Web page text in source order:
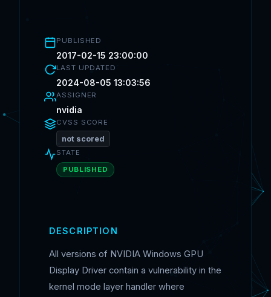
PUBLISHED
2017-02-15 23:00:00
LAST UPDATED
2024-08-05 13:03:56
ASSIGNER
nvidia
CVSS SCORE
not scored
STATE
PUBLISHED
DESCRIPTION
All versions of NVIDIA Windows GPU
Display Driver contain a vulnerability in the
kernel mode layer handler where